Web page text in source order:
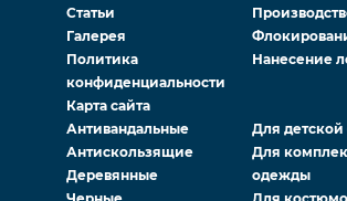
Статьи
Галерея
Политика
конфиденциальности
Карта сайта
Нанесение
Антивандальные
Антискользящие
Деревянные
Для
Для
одежды